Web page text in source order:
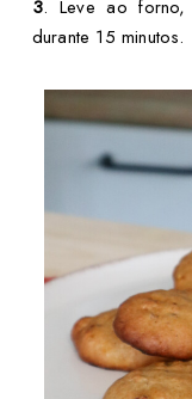
3. Leve ao forno,
durante 15 minutos.